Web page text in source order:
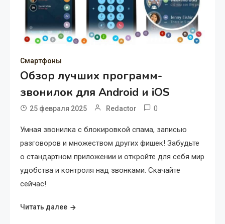
Смартфоны
Обзор лучших программ-
звонилок для Android и iOS
25 февраля 2025 Redactor 0
Умная звонилка с блокировкой спама, записью
разговоров и множеством других фишек! Забудьте
о стандартном приложении и откройте для себя мир
удобства и контроля над звонками. Скачайте
сейчас!
Читать далее